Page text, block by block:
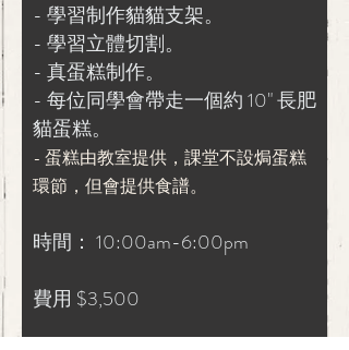
- 學習制作貓貓支架。
- 學習立體切割。
- 真蛋糕制作。
- 每位同學會帶走一個約 10" 長肥
貓蛋糕。
- 蛋糕由教室提供 ， 課堂不設焗蛋糕
環節 ， 但會提供食譜。
時間： 10:00am-6:00pm
費用 $3,500